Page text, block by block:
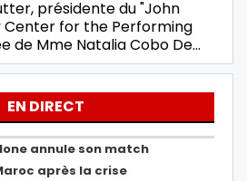
présidente du "John
Center for the Performing
de Mme Natalia Cobo De…
EN DIRECT
annule son match
après la crise